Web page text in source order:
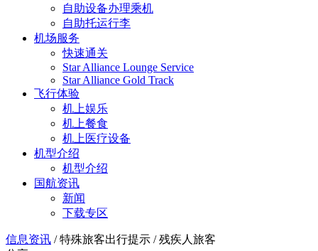
自助设备办理乘机
自助托运行李
机场服务
快速通关
Star Alliance Lounge Service
Star Alliance Gold Track
飞行体验
机上娱乐
机上餐食
机上医疗设备
机型介绍
机型介绍
国航资讯
新闻
下载专区
信息资讯 / 特殊旅客出行提示 / 残疾人旅客